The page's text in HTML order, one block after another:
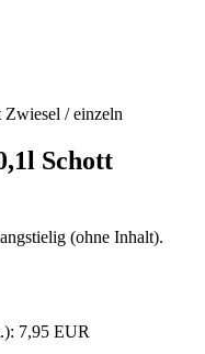
Schott
(ohne Inhalt).
7,95 EUR